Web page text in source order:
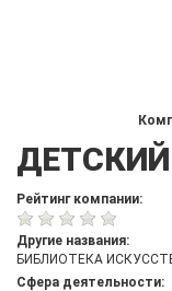
Рейтинг компании:
Другие названия:
БИБЛИОТЕКА
Сфера деятельности: